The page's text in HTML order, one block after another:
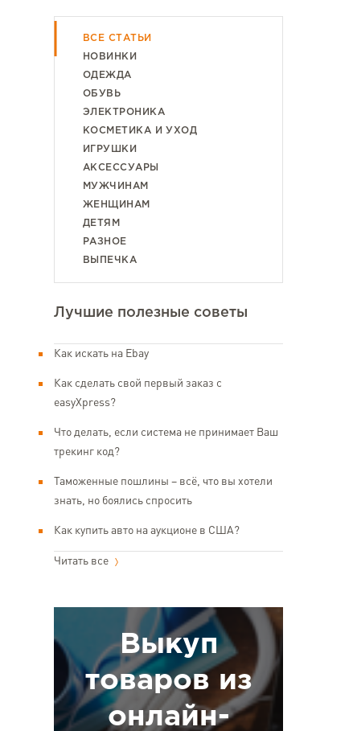
ВСЕ СТАТЬИ
НОВИНКИ
ОДЕЖДА
ОБУВЬ
ЭЛЕКТРОНИКА
КОСМЕТИКА И УХОД
ИГРУШКИ
АКСЕССУАРЫ
МУЖЧИНАМ
ЖЕНЩИНАМ
ДЕТЯМ
РАЗНОЕ
ВЫПЕЧКА
Лучшие полезные советы
Как искать на Ebay
Как сделать свой первый заказ с
easyXpress?
Что делать, если система не принимает Ваш
трекинг код?
Таможенные пошлины – всё, что вы хотели
знать, но боялись спросить
Как купить авто на аукционе в США?
Читать все
Выкуп
товаров из
онлайн-